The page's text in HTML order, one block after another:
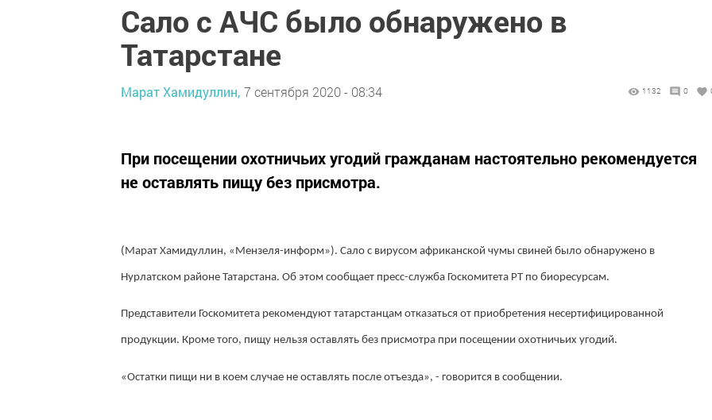
Сало с АЧС было обнаружено в
Татарстане
Марат Хамидуллин, 7 сентября 2020 - 08:34 1132 0
При посещении охотничьих угодий гражданам настоятельно рекомендуется
не оставлять пищу без присмотра.
(Марат Хамидуллин, «Мензеля-информ»). Сало с вирусом африканской чумы свиней было обнаружено в
Нурлатском районе Татарстана. Об этом сообщает пресс-служба Госкомитета РТ по биоресурсам.
Представители Госкомитета рекомендуют татарстанцам отказаться от приобретения несертифицированной
продукции. Кроме того, пищу нельзя оставлять без присмотра при посещении охотничьих угодий.
«Остатки пищи ни в коем случае не оставлять после отъезда», - говорится в сообщении.